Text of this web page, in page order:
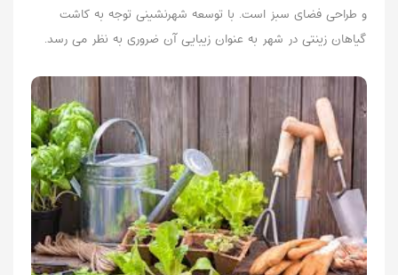
و طراحی فضای سبز است. با توسعه شهرنشینی توجه به کاشت
گیاهان زینتی در شهر به عنوان زیبایی آن ضروری به نظر می رسد.